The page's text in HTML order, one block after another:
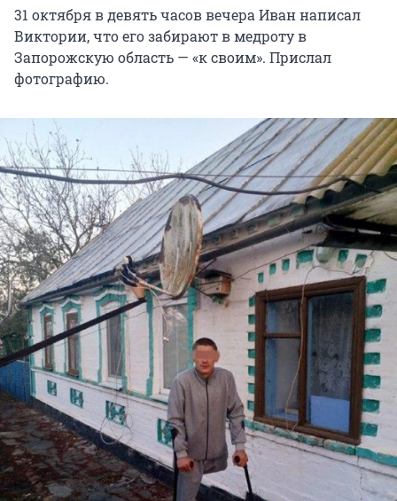
31 октября в девять часов вечера Иван написал
Виктории, что его забирают в медроту в
Запорожскую область — «к своим». Прислал
фотографию.